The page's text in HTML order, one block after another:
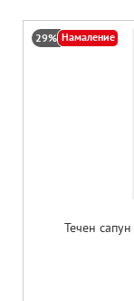
29% Намаление
Течен